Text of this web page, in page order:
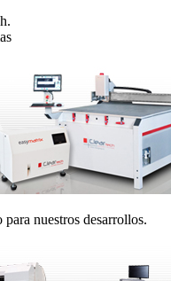
nuestros desarrollos.